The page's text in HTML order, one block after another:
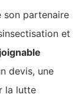
son partenaire
et
devis, une
la lutte